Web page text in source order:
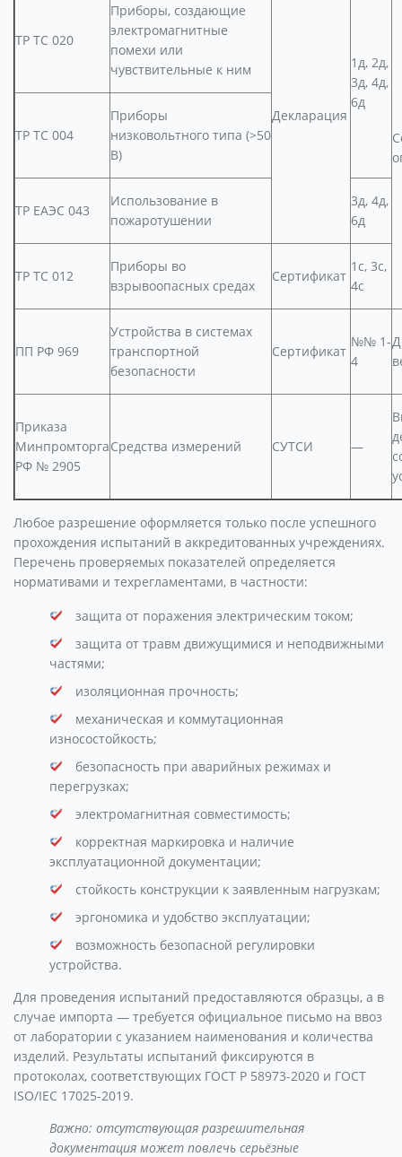
ТР ТС 020
Приборы, создающие
электромагнитные
помехи или
чувствительные к ним
Декларация
1д, 2д,
3д, 4д,
6д
ТР ТС 004
Приборы
низковольтного типа (>50
В)
ТР ЕАЭС 043
Использование в
пожаротушении
3д, 4д,
6д
ТР ТС 012
Приборы во
взрывоопасных средах
Сертификат
1с, 3с,
4с
ПП РФ 969
Устройства в системах
транспортной
безопасности
Сертификат
№№ 1-
4
Приказа
Минпромторга
РФ № 2905
Средства измерений СУТСИ —
Любое разрешение оформляется только после успешного
прохождения испытаний в аккредитованных учреждениях.
Перечень проверяемых показателей определяется
нормативами и техрегламентами, в частности:
защита от поражения электрическим током;
защита от травм движущимися и неподвижными
частями;
изоляционная прочность;
механическая и коммутационная
износостойкость;
безопасность при аварийных режимах и
перегрузках;
электромагнитная совместимость;
корректная маркировка и наличие
эксплуатационной документации;
стойкость конструкции к заявленным нагрузкам;
эргономика и удобство эксплуатации;
возможность безопасной регулировки
устройства.
Для проведения испытаний предоставляются образцы, а в
случае импорта — требуется официальное письмо на ввоз
от лаборатории с указанием наименования и количества
изделий. Результаты испытаний фиксируются в
протоколах, соответствующих ГОСТ Р 58973-2020 и ГОСТ
ISO/IEC 17025-2019.
Важно: отсутствующая разрешительная
документация может повлечь серьёзные